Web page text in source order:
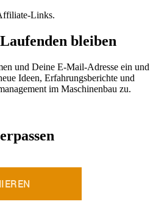
Links.
bleiben
und Deine E-Mail-Adresse ein und
Ideen, Erfahrungsberichte und
im Maschinenbau zu.